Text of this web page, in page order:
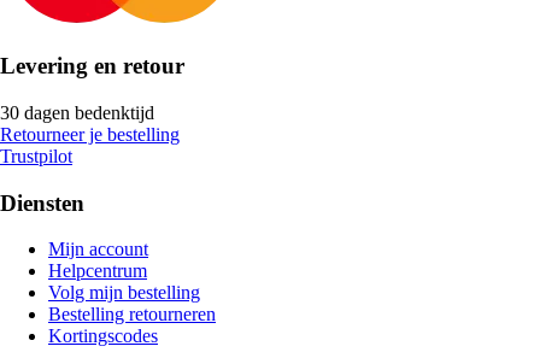
Levering en retour
30 dagen bedenktijd
Retourneer je bestelling
Trustpilot
Diensten
Mijn account
Helpcentrum
Volg mijn bestelling
Bestelling retourneren
Kortingscodes